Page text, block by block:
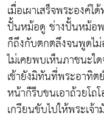
เมื่อเผาเสร็จพระองค์
ปั้นหม้อดู ช่างปั้นหม้อ
ก็ถึงกับตกตลึงจนพูดไ
ไม่เคยพบเห็นภาชนะใ
เช้ายังมิทันที่พระอาทิ
หน้าก็รีบขนเอาถ้วยโ
เกวียนขับไปให้พระเจ้